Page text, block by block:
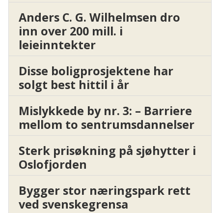
Anders C. G. Wilhelmsen dro
inn over 200 mill. i
leieinntekter
Disse boligprosjektene har
solgt best hittil i år
Mislykkede by nr. 3: – Barriere
mellom to sentrumsdannelser
Sterk prisøkning på sjøhytter i
Oslofjorden
Bygger stor næringspark rett
ved svenskegrensa